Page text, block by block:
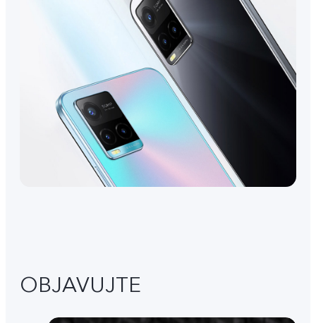
OBJAVUJTE